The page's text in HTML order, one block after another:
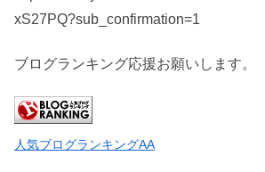
xS27PQ?sub_confirmation=1
ブログランキング応援お願いします。
人気ブログランキングAA